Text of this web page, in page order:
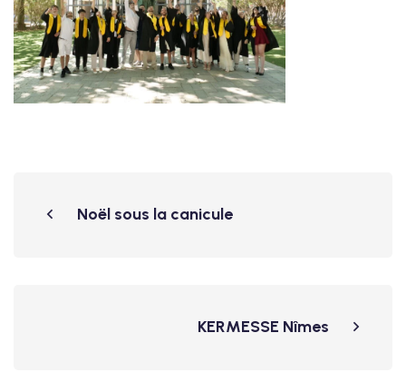
Noël sous la canicule
KERMESSE Nîmes